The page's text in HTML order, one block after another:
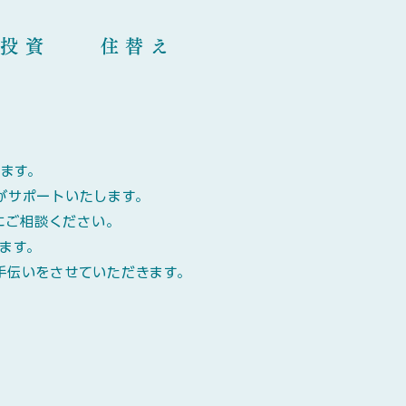
住替え
す。
ポートいたします。
相談ください。
す。
いをさせていただきます。